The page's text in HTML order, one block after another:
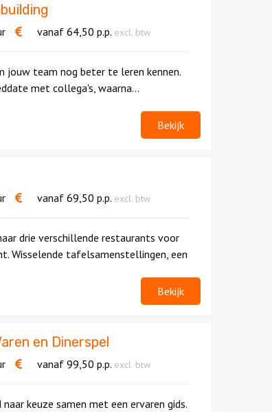
vanaf 64,50 p.p. excl. btw
jouw team nog beter te leren kennen.
met collega's, waarna...
Bekijk
vanaf 69,50 p.p. excl. btw
drie verschillende restaurants voor
Wisselende tafelsamenstellingen, een
Bekijk
en Dinerspel
vanaf 99,50 p.p. excl. btw
keuze samen met een ervaren gids.